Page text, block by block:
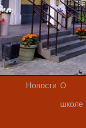
Новости О
школе